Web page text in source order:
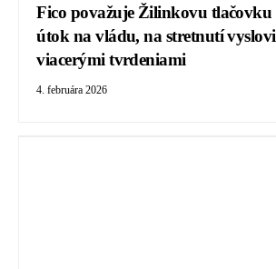
Fico považuje Žilinkovu tlačovku
útok na vládu, na stretnutí
viacerými tvrdeniami
4. februára 2026